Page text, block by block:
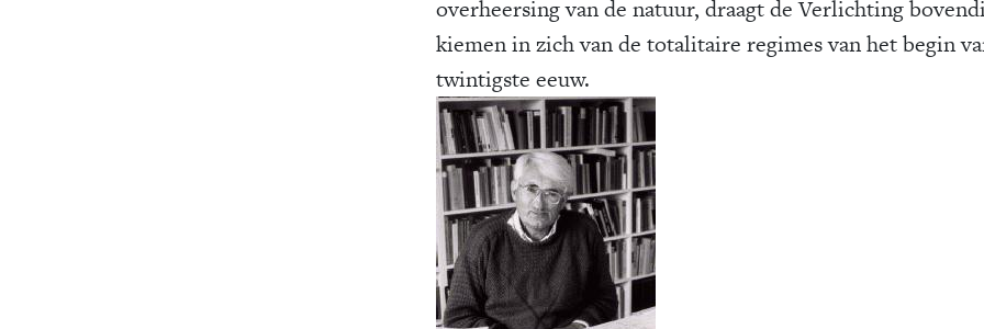
overheersing van de natuur, draagt de Verlichting
kiemen in zich van de totalitaire regimes van het begin
twintigste eeuw.